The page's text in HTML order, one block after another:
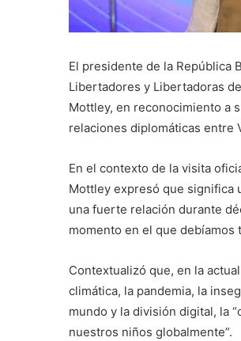
El presidente de la República
Libertadores y Libertadoras
Mottley, en reconocimiento a
relaciones diplomáticas entre
En el contexto de la visita
Mottley expresó que significa
una fuerte relación durante
momento en el que debíamos
Contextualizó que, en la
climática, la pandemia, la
mundo y la división digital, la
nuestros niños globalmente”.